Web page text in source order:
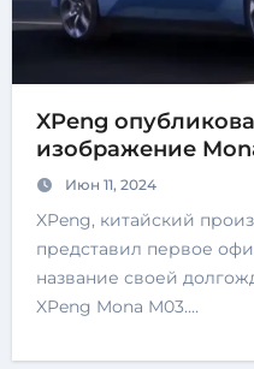
XPeng
изображение
Июн 11, 2024
XPeng, китайский производитель электромобилей,
представил первое
название своей
XPeng Mona M03.…